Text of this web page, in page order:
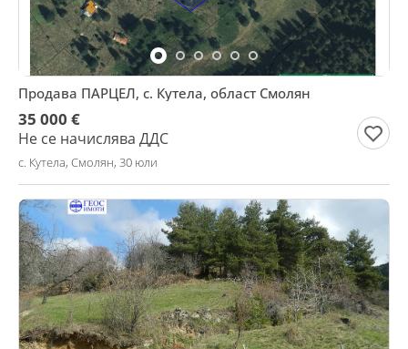
Продава ПАРЦЕЛ, с. Кутела, област Смолян
35 000 €
Не се начислява ДДС
с. Кутела, Смолян, 30 юли